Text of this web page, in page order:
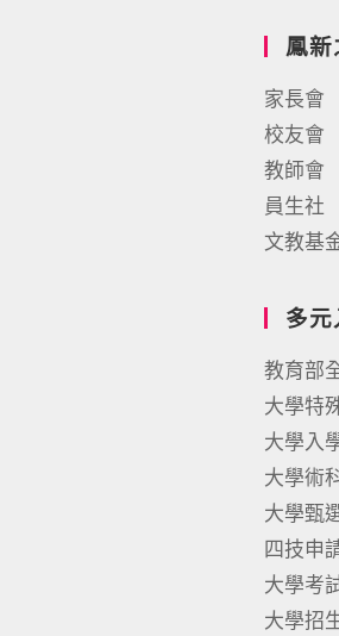
鳳新
家長會
校友會
教師會
員生社
文教基
多
教育部
大學特
大學入
大學術
大學甄
四技申
大學考
大學招